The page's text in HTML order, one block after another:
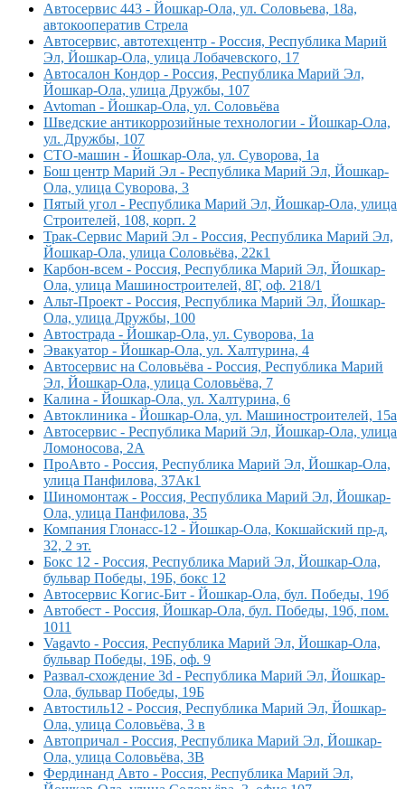
Автосервис 443 - Йошкар-Ола, ул. Соловьева, 18а,
автокооператив Стрела
Автосервис, автотехцентр - Россия, Республика Марий
Эл, Йошкар-Ола, улица Лобачевского, 17
Автосалон Кондор - Россия, Республика Марий Эл,
Йошкар-Ола, улица Дружбы, 107
Avtoman - Йошкар-Ола, ул. Соловьёва
Шведские антикоррозийные технологии - Йошкар-Ола,
ул. Дружбы, 107
СТО-машин - Йошкар-Ола, ул. Суворова, 1а
Бош центр Марий Эл - Республика Марий Эл, Йошкар-
Ола, улица Суворова, 3
Пятый угол - Республика Марий Эл, Йошкар-Ола, улица
Строителей, 108, корп. 2
Трак-Сервис Марий Эл - Россия, Республика Марий Эл,
Йошкар-Ола, улица Соловьёва, 22к1
Карбон-всем - Россия, Республика Марий Эл, Йошкар-
Ола, улица Машиностроителей, 8Г, оф. 218/1
Альт-Проект - Россия, Республика Марий Эл, Йошкар-
Ола, улица Дружбы, 100
Автострада - Йошкар-Ола, ул. Суворова, 1а
Эвакуатор - Йошкар-Ола, ул. Халтурина, 4
Автосервис на Соловьёва - Россия, Республика Марий
Эл, Йошкар-Ола, улица Соловьёва, 7
Калина - Йошкар-Ола, ул. Халтурина, 6
Автоклиника - Йошкар-Ола, ул. Машиностроителей, 15а
Автосервис - Республика Марий Эл, Йошкар-Ола, улица
Ломоносова, 2А
ПроАвто - Россия, Республика Марий Эл, Йошкар-Ола,
улица Панфилова, 37Ак1
Шиномонтаж - Россия, Республика Марий Эл, Йошкар-
Ола, улица Панфилова, 35
Компания Глонасс-12 - Йошкар-Ола, Кокшайский пр-д,
32, 2 эт.
Бокс 12 - Россия, Республика Марий Эл, Йошкар-Ола,
бульвар Победы, 19Б, бокс 12
Автосервис Kогис-Бит - Йошкар-Ола, бул. Победы, 19б
Автобест - Россия, Йошкар-Ола, бул. Победы, 19б, пом.
1011
Vagavto - Россия, Республика Марий Эл, Йошкар-Ола,
бульвар Победы, 19Б, оф. 9
Развал-схождение 3d - Республика Марий Эл, Йошкар-
Ола, бульвар Победы, 19Б
Автостиль12 - Россия, Республика Марий Эл, Йошкар-
Ола, улица Соловьёва, 3 в
Автопричал - Россия, Республика Марий Эл, Йошкар-
Ола, улица Соловьёва, 3В
Фердинанд Авто - Россия, Республика Марий Эл,